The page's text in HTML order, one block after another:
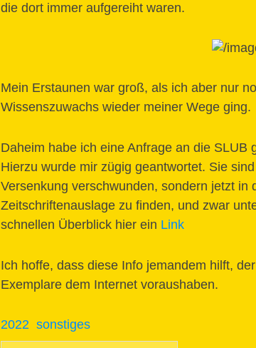
die dort immer aufgereiht waren.
Mein Erstaunen war groß, als ich aber nur
Wissenszuwachs wieder meiner Wege ging.
Daheim habe ich eine Anfrage an die
Hierzu wurde mir zügig geantwortet. Sie
Versenkung verschwunden, sondern jetzt in
Zeitschriftenauslage zu finden, und zwar
schnellen Überblick hier ein Link
Ich hoffe, dass diese Info jemandem hilft,
Exemplare dem Internet voraushaben.
2022 sonstiges